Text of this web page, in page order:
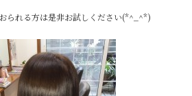
られる方は是非お試しください(*^_^*)